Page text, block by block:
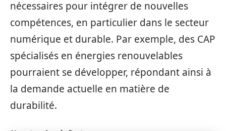
nécessaires pour intégrer de nouvelles
compétences, en particulier dans le secteur
numérique et durable. Par exemple, des CAP
spécialisés en énergies renouvelables
pourraient se développer, répondant ainsi à
la demande actuelle en matière de
durabilité.